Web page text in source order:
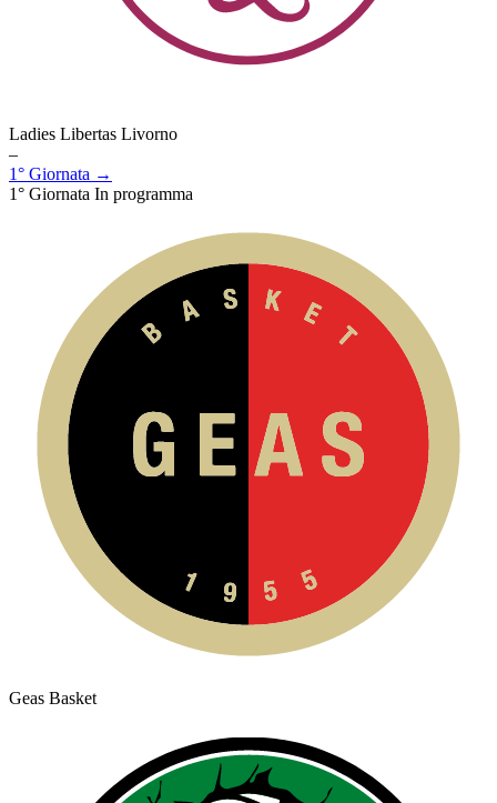
Ladies Libertas Livorno
–
1° Giornata →
1° Giornata In programma
Geas Basket